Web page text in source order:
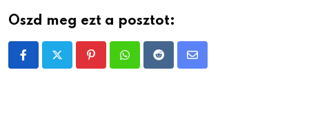
Oszd meg ezt a posztot:
PinterestWhatsappRedditShare